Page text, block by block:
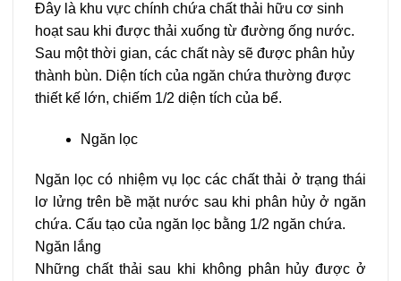
Đây là khu vực chính chứa chất thải hữu cơ sinh
hoạt sau khi được thải xuống từ đường ống nước.
Sau một thời gian, các chất này sẽ được phân hủy
thành bùn. Diện tích của ngăn chứa thường được
thiết kế lớn, chiếm 1/2 diện tích của bể.
Ngăn lọc
Ngăn lọc có nhiệm vụ lọc các chất thải ở trạng thái
lơ lửng trên bề mặt nước sau khi phân hủy ở ngăn
chứa. Cấu tạo của ngăn lọc bằng 1/2 ngăn chứa.
Ngăn lắng
Những chất thải sau khi không phân hủy được ở